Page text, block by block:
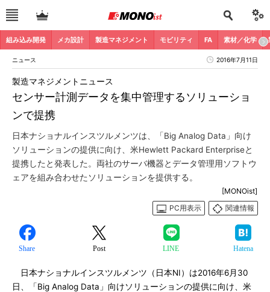
組み込み開発 メカ設計 製造マネジメント モビリティ FA 素材／化学
ニュース 2016年7月11日
センサー計測データを集中管理するソリューショ
ンで提携
製造マネジメントニュース
日本ナショナルインスツルメンツは、「Big Analog Data」向け
ソリューションの提供に向け、米Hewlett Packard Enterpriseと
提携したと発表した。両社のサーバ機器とデータ管理用ソフトウ
ェアを組み合わせたソリューションを提供する。
[MONOist]
PC用表示
関連情報
Share Post LINE Hatena
日本ナショナルインスツルメンツ（日本NI）は2016年6月30
日、「Big Analog Data」向けソリューションの提供に向け、米